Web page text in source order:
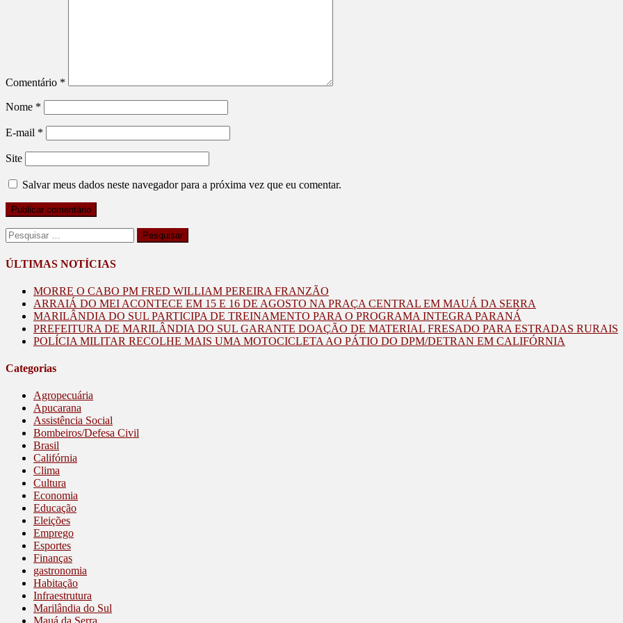
Comentário *
Nome *
E-mail *
Site
Salvar meus dados neste navegador para a próxima vez que eu comentar.
Pesquisar
por:
ÚLTIMAS NOTÍCIAS
MORRE O CABO PM FRED WILLIAM PEREIRA FRANZÃO
ARRAIÁ DO MEI ACONTECE EM 15 E 16 DE AGOSTO NA PRAÇA CENTRAL EM MAUÁ DA SERRA
MARILÂNDIA DO SUL PARTICIPA DE TREINAMENTO PARA O PROGRAMA INTEGRA PARANÁ
PREFEITURA DE MARILÂNDIA DO SUL GARANTE DOAÇÃO DE MATERIAL FRESADO PARA ESTRADAS RURAIS
POLÍCIA MILITAR RECOLHE MAIS UMA MOTOCICLETA AO PÁTIO DO DPM/DETRAN EM CALIFÓRNIA
Categorias
Agropecuária
Apucarana
Assistência Social
Bombeiros/Defesa Civil
Brasil
Califórnia
Clima
Cultura
Economia
Educação
Eleições
Emprego
Esportes
Finanças
gastronomia
Habitação
Infraestrutura
Marilândia do Sul